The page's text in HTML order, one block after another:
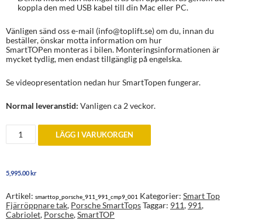
koppla den med USB kabel till din Mac eller PC.
Vänligen sänd oss e-mail (info@toplift.se) om du, innan du
beställer, önskar motta information om hur
SmartTOPen monteras i bilen. Monteringsinformationen är
mycket tydlig, men endast tillgänglig på engelska.
Se videopresentation nedan hur SmartTopen fungerar.
Normal leveranstid: Vanligen ca 2 veckor.
SmartTop
Porsche
911
årsm.
mängd
LÄGG I VARUKORGEN
5,995.00kr
Artikel: smarttop_porsche_911_991_cmp9_001 Kategorier: Smart Top
Fjärröppnare tak, Porsche SmartTopsTaggar: 911, 991,
Cabriolet, Porsche,SmartTOP